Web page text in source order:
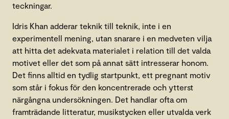
teckningar.
Idris Khan adderar teknik till teknik, inte i en
experimentell mening, utan snarare i en medveten vilja
att hitta det adekvata materialet i relation till det valda
motivet eller det som på annat sätt intresserar honom.
Det finns alltid en tydlig startpunkt, ett pregnant motiv
som står i fokus för den koncentrerade och ytterst
närgångna undersökningen. Det handlar ofta om
framträdande litteratur, musikstycken eller utvalda verk